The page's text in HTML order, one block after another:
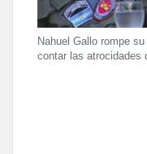
Nahuel Gallo rompe
contar las atrocidades